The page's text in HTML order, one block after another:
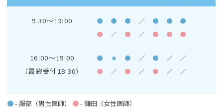
9:30～13:00 ● ● ● ／ ● ●
●
●
／ ● ／ ● ● ●
16:00～19:00 ● ★ ● ／ ● ／ ／
（最終受付18:30） ● ／ ● ／ ● ／ ／
●- 服部（男性医師） ●- 鎌田（女性医師）